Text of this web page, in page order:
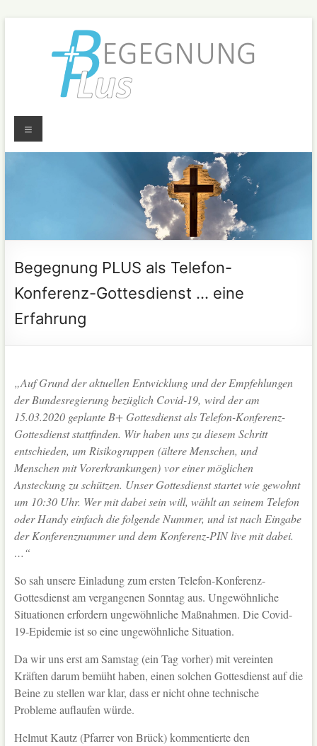
Begegnung
PLUS
Gottesdienste
+ Aktionen
Menü
Begegnung PLUS als Telefon-
Konferenz-Gottesdienst … eine
Erfahrung
„Auf Grund der aktuellen Entwicklung und der Empfehlungen
der Bundesregierung bezüglich Covid-19, wird der am
15.03.2020 geplante B+ Gottesdienst als Telefon-Konferenz-
Gottesdienst stattfinden. Wir haben uns zu diesem Schritt
entschieden, um Risikogruppen (ältere Menschen, und
Menschen mit Vorerkrankungen) vor einer möglichen
Ansteckung zu schützen. Unser Gottesdienst startet wie gewohnt
um 10:30 Uhr. Wer mit dabei sein will, wählt an seinem Telefon
oder Handy einfach die folgende Nummer, und ist nach Eingabe
der Konferenznummer und dem Konferenz-PIN live mit dabei.
…“
So sah unsere Einladung zum ersten Telefon-Konferenz-
Gottesdienst am vergangenen Sonntag aus. Ungewöhnliche
Situationen erfordern ungewöhnliche Maßnahmen. Die Covid-
19-Epidemie ist so eine ungewöhnliche Situation.
Da wir uns erst am Samstag (ein Tag vorher) mit vereinten
Kräften darum bemüht haben, einen solchen Gottesdienst auf die
Beine zu stellen war klar, dass er nicht ohne technische
Probleme auflaufen würde.
Helmut Kautz (Pfarrer von Brück) kommentierte den